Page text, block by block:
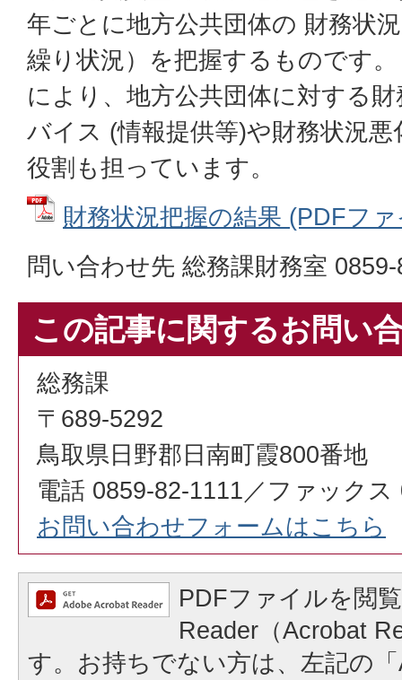
年ごとに地方公共団体の 財務状
繰り状況）を把握するものです
により、地方公共団体に対する
バイス (情報提供等)や財務状況
役割も担っています。
財務状況把握の結果 (PDFフ
問い合わせ先 総務課財務室
この記事に関するお問い
総務課
〒689-5292
鳥取県日野郡日南町霞800番地
電話 0859-82-1111／ファックス
お問い合わせフォームはこちら
PDFファイルを閲
Reader（Acrobat
す。お持ちでない方は、左記の